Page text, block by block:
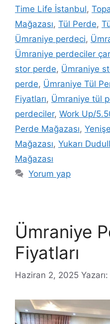
Time Life İstanbul,
Mağazası, Tül Perde,
Ümraniye perdeci,
Ümraniye perdeciler
stor perde, Ümraniye
perde, Ümraniye Tül
Fiyatları, Ümraniye tül
perdeciler, Work Up/
Perde Mağazası,
Mağazası, Yukarı
Mağazası
Yorum yap
Ümraniye
Fiyatları
Haziran 2, 2025 Yazarı: